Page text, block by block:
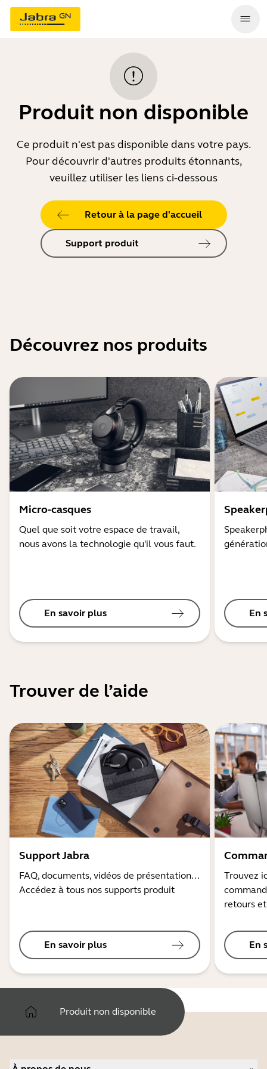
Produit non disponible
Ce produit n'est pas disponible dans votre pays.
Pour découvrir d'autres produits étonnants,
veuillez utiliser les liens ci-dessous
Retour à la page d'accueil
Support produit
Découvrez nos produits
Micro-casques
Quel que soit votre espace de travail,
nous avons la technologie qu'il vous faut.
En savoir plus En
Trouver de l’aide
Support Jabra
FAQ, documents, vidéos de présentation...
Accédez à tous nos supports produit
En savoir plus
Trouvez
retours
En
Produit non disponible